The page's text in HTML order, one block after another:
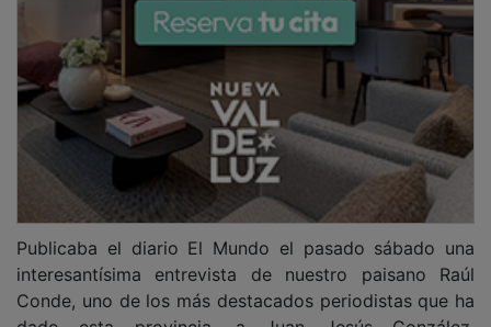
gobiernos, en España, no caen por la corrupción, sino
cuando la economía se pone cuesta arriba. Les pasó a
González, en los años 90, y a Zapatero, incapaz de
hacer frente a la crisis. Rajoy, de no haber perdido la
moción de censura, tampoco hubiera sido desalojado
por la sentencia del caso Gürtel. Los españoles, nos
pongamos como nos pongamos, sólo estamos por el
cambio cuando la realidad afecta a nuestro bolsillo.
Serán, por tanto, la inflación y el problema de la
vivienda; no la corrupción de estas semanas, que
dentro de un año serán un lejano eco casi apagado.